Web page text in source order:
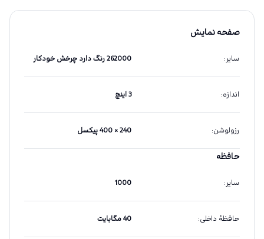
صفحه نمایش
سایر: 262000 رنگ دارد چرخش خودکار
اندازه: 3 اینچ
رزولوشن: 240 × 400 پیکسل
حافظه
سایر:
1000
حافظهٔ داخلی: 40 مگابایت